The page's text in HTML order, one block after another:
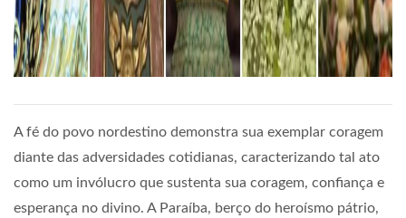
A fé do povo nordestino demonstra sua exemplar coragem
diante das adversidades cotidianas, caracterizando tal ato
como um invólucro que sustenta sua coragem, confiança e
esperança no divino. A Paraíba, berço do heroísmo pátrio,